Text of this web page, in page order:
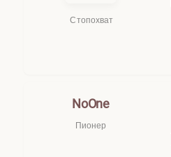
Стопохват
NoOne
Пионер